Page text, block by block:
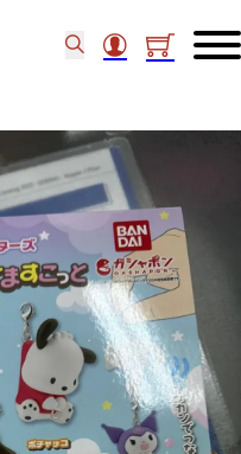
A) Set of 5pcs (26)